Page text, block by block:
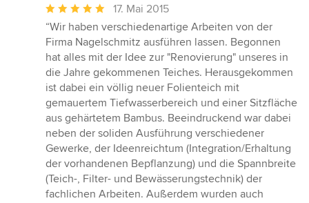
Durchschnittliche
Bewertung:
5
von
5
Sternen
17. Mai 2015
“Wir haben verschiedenartige Arbeiten von der
Firma Nagelschmitz ausführen lassen. Begonnen
hat alles mit der Idee zur "Renovierung" unseres in
die Jahre gekommenen Teiches. Herausgekommen
ist dabei ein völlig neuer Folienteich mit
gemauertem Tiefwasserbereich und einer Sitzfläche
aus gehärtetem Bambus. Beeindruckend war dabei
neben der soliden Ausführung verschiedener
Gewerke, der Ideenreichtum (Integration/Erhaltung
der vorhandenen Bepflanzung) und die Spannbreite
(Teich-, Filter- und Bewässerungstechnik) der
fachlichen Arbeiten. Außerdem wurden auch